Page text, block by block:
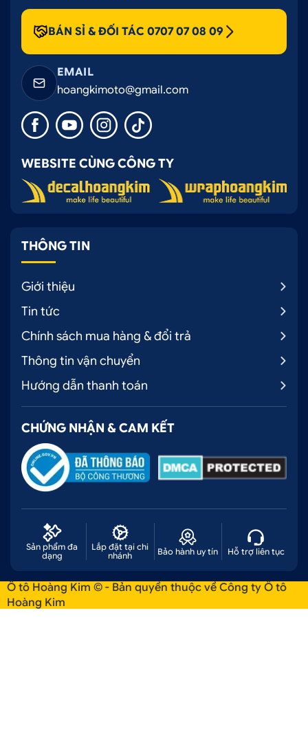
BÁN SỈ & ĐỐI TÁC 0707 07 08 09
EMAIL
hoangkimoto@gmail.com
WEBSITE CÙNG CÔNG TY
THÔNG TIN
Giới thiệu
Tin tức
Chính sách mua hàng & đổi trả
Thông tin vận chuyển
Hướng dẫn thanh toán
CHỨNG NHẬN & CAM KẾT
Sản phẩm đa
dạng
Lắp đặt tại chi
nhánh
Bảo hành uy tín Hỗ trợ liên tục
Ô tô Hoàng Kim © - Bản quyền thuộc về Công ty Ô tô
Hoàng Kim